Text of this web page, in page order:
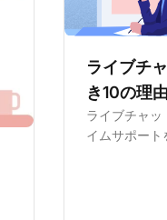
ライブチ
き10の理由
ライブチャッ
イムサポート